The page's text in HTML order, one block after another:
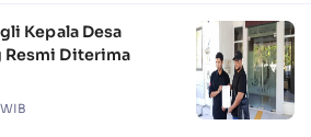
Kepala Desa
Diterima